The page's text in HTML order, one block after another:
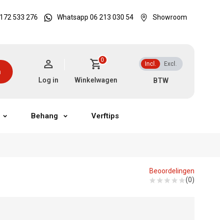
533 276 Whatsapp 06 213 030 54 Showroom
Incl. Excl.
0
Winkelwagen
Log in
Behang Verftips
Beoordelingen
(0)